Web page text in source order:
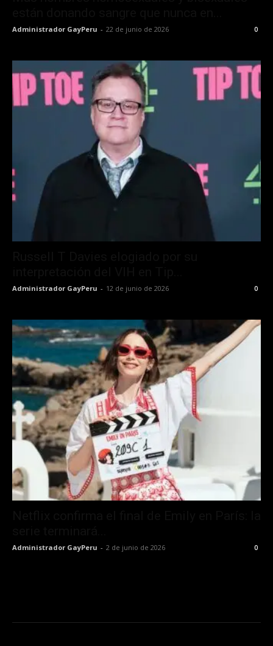
Administrador GayPeru - 22 de junio de 2026 0
Administrador GayPeru - 12 de junio de 2026 0
Administrador GayPeru - 2 de junio de 2026 0